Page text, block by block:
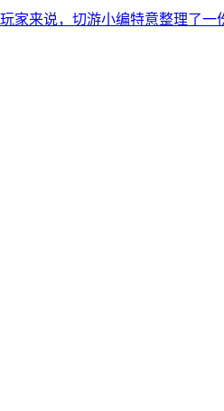
家来说，切游小编特意整理了